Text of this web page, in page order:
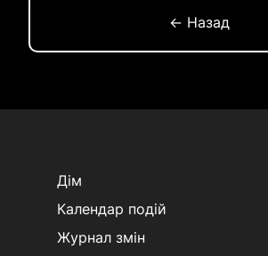
← Назад
Дім
Календар подій
Журнал змін